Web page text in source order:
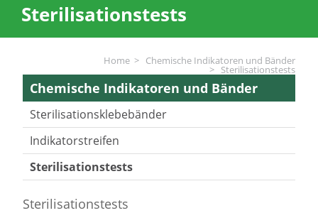
Sterilisationstests
Home Chemische Indikatoren und Bänder
Sterilisationstests
Chemische Indikatoren und Bänder
Sterilisationsklebebänder
Indikatorstreifen
Sterilisationstests
Sterilisationstests